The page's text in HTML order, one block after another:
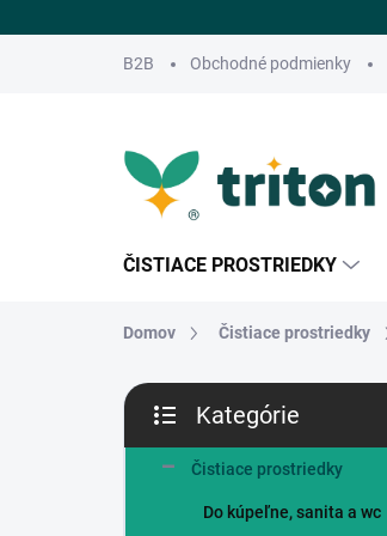
na
B2B Obchodné podmienky
ČISTIACE PROSTRIEDKY
Domov Čistiace prostriedky
B
č
kategórie
Kategórie
Čistiace prostriedky
Do kúpeľne, sanita a wc